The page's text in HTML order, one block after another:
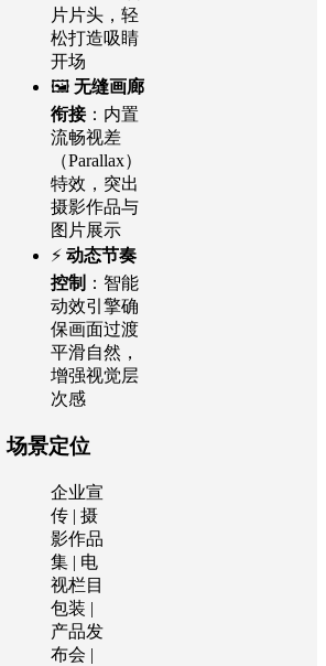
片片头，轻
松打造吸睛
开场
🖼️ 无缝画廊
衔接：内置
流畅视差
（Parallax）
特效，突出
摄影作品与
图片展示
⚡️ 动态节奏
控制 ：智能
动效引擎确
保画面过渡
平滑自然，
增强视觉层
次感
场景定位
企业宣
传 | 摄
影作品
集 | 电
视栏目
包装 |
产品发
布会 |